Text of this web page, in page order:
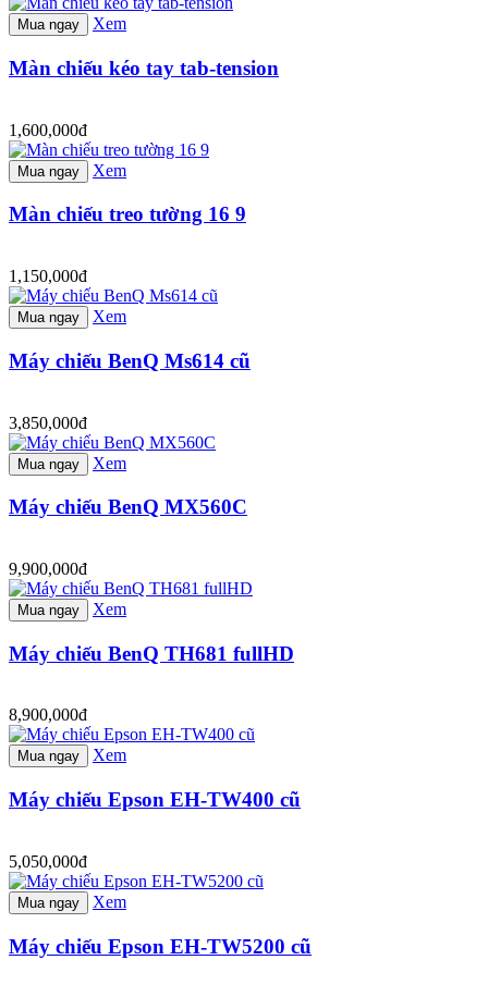
Mua ngay Xem
Màn chiếu kéo tay tab-tension
1,600,000đ
Mua ngay Xem
Màn chiếu treo tường 16 9
1,150,000đ
Mua ngay Xem
Máy chiếu BenQ Ms614 cũ
3,850,000đ
Mua ngay Xem
Máy chiếu BenQ MX560C
9,900,000đ
Mua ngay Xem
Máy chiếu BenQ TH681 fullHD
8,900,000đ
Mua ngay Xem
Máy chiếu Epson EH-TW400 cũ
5,050,000đ
Mua ngay Xem
Máy chiếu Epson EH-TW5200 cũ